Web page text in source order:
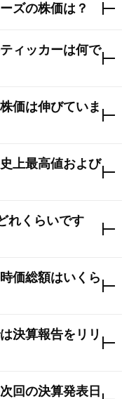
ズの株価は？
ィッカーは何で
価は伸びていま
上最高値および
れくらいです
価総額はいくら
決算報告をリリ
回の決算発表日